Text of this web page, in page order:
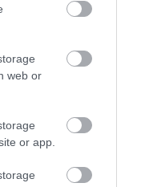
web or
or app.
suavidad
limpia,
la